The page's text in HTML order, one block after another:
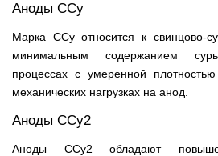
Аноды ССу
Марка ССу относится к свинцово-
минимальным содержанием
процессах с умеренной
механических нагрузках на анод.
Аноды ССу2
Аноды ССу2 обладают